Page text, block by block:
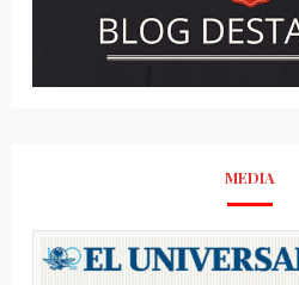
MEDIA